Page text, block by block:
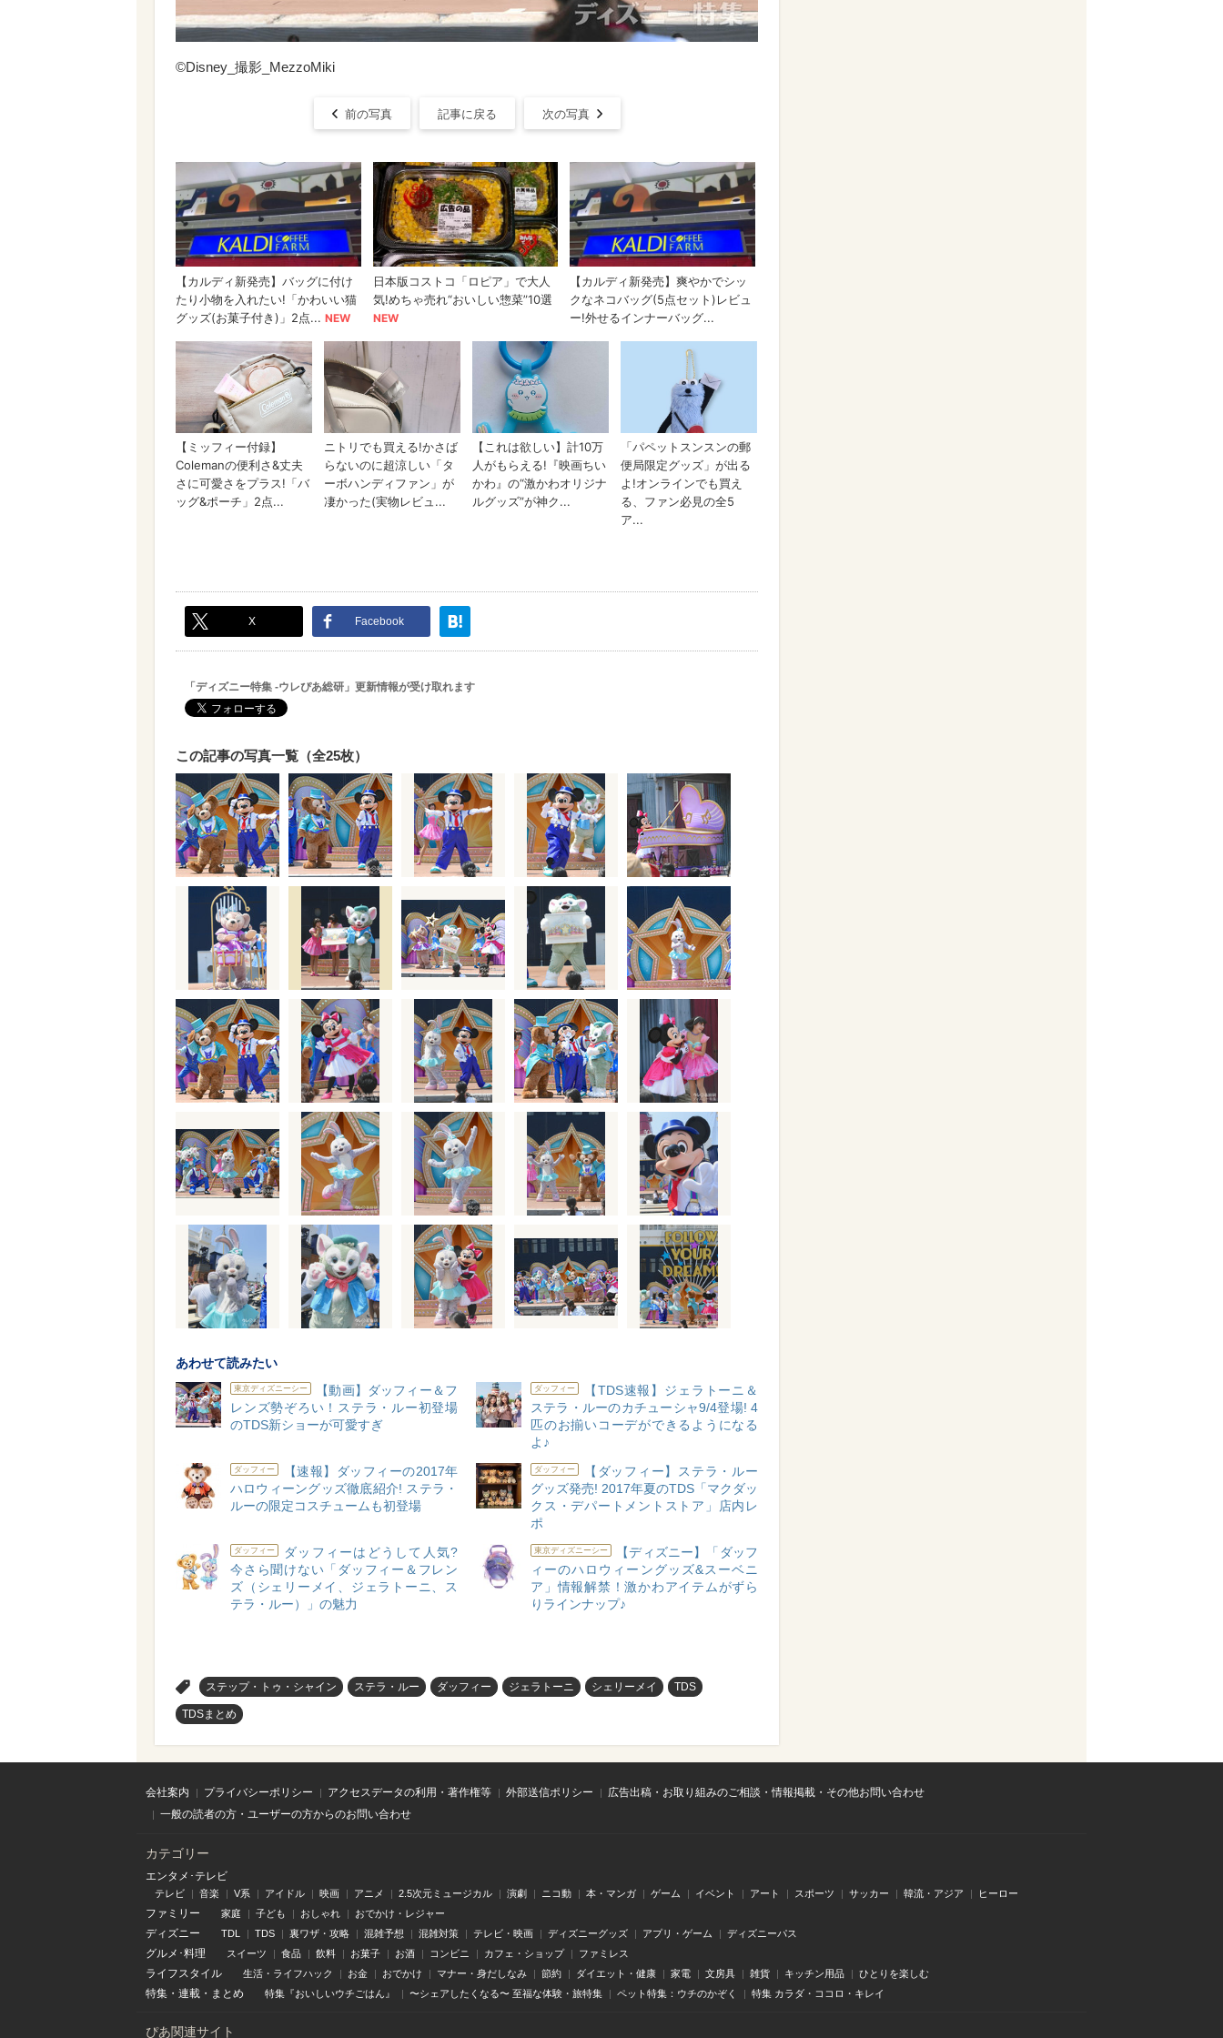
©Disney_撮影_MezzoMiki
前の写真 記事に戻る 次の写真
X Facebook
「ディズニー特集 -ウレぴあ総研」更新情報が受け取れます
この記事の写真一覧（全25枚）
あわせて読みたい
東京ディズニーシー
【動画】ダッフィー＆フ
レンズ勢ぞろい！ステラ・ルー初登場
のTDS新ショーが可愛すぎ
ダッフィー
【TDS速報】ジェラトーニ＆
ステラ・ルーのカチューシャ9/4登場! 4
匹のお揃いコーデができるようになる
よ♪
ダッフィー
【速報】ダッフィーの2017年
ハロウィーングッズ徹底紹介! ステラ・
ルーの限定コスチュームも初登場
ダッフィー
【ダッフィー】ステラ・ルー
グッズ発売! 2017年夏のTDS「マクダッ
クス・デパートメントストア」店内レ
ポ
ダッフィー
ダッフィーはどうして人気?
今さら聞けない「ダッフィー＆フレン
ズ（シェリーメイ、ジェラトーニ、ス
テラ・ルー）」の魅力
東京ディズニーシー
【ディズニー】「ダッフ
ィーのハロウィーングッズ&スーベニ
ア」情報解禁！激かわアイテムがずら
りラインナップ♪
ステップ・トゥ・シャイン ステラ・ルー ダッフィー ジェラトーニ シェリーメイ TDS
TDSまとめ
会社案内 プライバシーポリシー アクセスデータの利用・著作権等 外部送信ポリシー
広告出稿・お取り組みのご相談・情報掲載・その他お問い合わせ
一般の読者の方・ユーザーの方からのお問い合わせ
カテゴリー
エンタメ･テレビ
テレビ 音楽 V系 アイドル 映画 アニメ 2.5次元ミュージカル 演劇 ニコ動 本・マンガ ゲーム イベント アート スポーツ サッカー 韓流・アジア ヒーロー
ファミリー 家庭 子ども おしゃれ おでかけ・レジャー
ディズニー TDL TDS 裏ワザ・攻略 混雑予想 混雑対策 テレビ・映画 ディズニーグッズ アプリ・ゲーム ディズニーパス
グルメ･料理 スイーツ 食品 飲料 お菓子 お酒 コンビニ カフェ・ショップ ファミレス
ライフスタイル 生活・ライフハック お金 おでかけ マナー・身だしなみ 節約 ダイエット・健康 家電 文房具 雑貨 キッチン用品 ひとりを楽しむ
特集 ・ 連載 ・ まとめ 特集『おいしいウチごはん』 〜シェアしたくなる〜 至福な体験・旅特集 ペット特集：ウチのかぞく 特集 カラダ・ココロ・キレイ
ぴあ関連サイト